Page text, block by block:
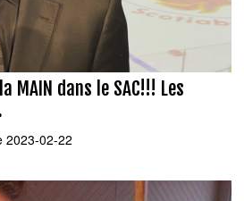
MAIN dans le SAC!!! Les
2023-02-22